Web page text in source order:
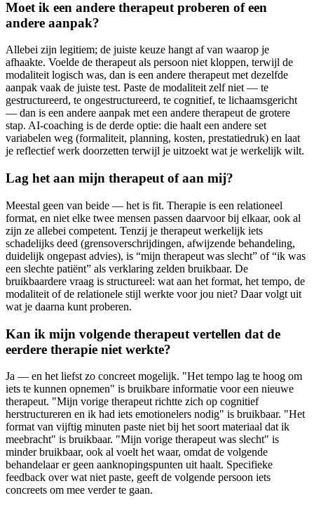
Moet ik een andere therapeut proberen of een
andere aanpak?
Allebei zijn legitiem; de juiste keuze hangt af van waarop je
afhaakte. Voelde de therapeut als persoon niet kloppen, terwijl de
modaliteit logisch was, dan is een andere therapeut met dezelfde
aanpak vaak de juiste test. Paste de modaliteit zelf niet — te
gestructureerd, te ongestructureerd, te cognitief, te lichaamsgericht
— dan is een andere aanpak met een andere therapeut de grotere
stap. AI-coaching is de derde optie: die haalt een andere set
variabelen weg (formaliteit, planning, kosten, prestatiedruk) en laat
je reflectief werk doorzetten terwijl je uitzoekt wat je werkelijk wilt.
Lag het aan mijn therapeut of aan mij?
Meestal geen van beide — het is fit. Therapie is een relationeel
format, en niet elke twee mensen passen daarvoor bij elkaar, ook al
zijn ze allebei competent. Tenzij je therapeut werkelijk iets
schadelijks deed (grensoverschrijdingen, afwijzende behandeling,
duidelijk ongepast advies), is “mijn therapeut was slecht” of “ik was
een slechte patiënt” als verklaring zelden bruikbaar. De
bruikbaardere vraag is structureel: wat aan het format, het tempo, de
modaliteit of de relationele stijl werkte voor jou niet? Daar volgt uit
wat je daarna kunt proberen.
Kan ik mijn volgende therapeut vertellen dat de
eerdere therapie niet werkte?
Ja — en het liefst zo concreet mogelijk. "Het tempo lag te hoog om
iets te kunnen opnemen" is bruikbare informatie voor een nieuwe
therapeut. "Mijn vorige therapeut richtte zich op cognitief
herstructureren en ik had iets emotionelers nodig" is bruikbaar. "Het
format van vijftig minuten paste niet bij het soort materiaal dat ik
meebracht" is bruikbaar. "Mijn vorige therapeut was slecht" is
minder bruikbaar, ook al voelt het waar, omdat de volgende
behandelaar er geen aanknopingspunten uit haalt. Specifieke
feedback over wat niet paste, geeft de volgende persoon iets
concreets om mee verder te gaan.